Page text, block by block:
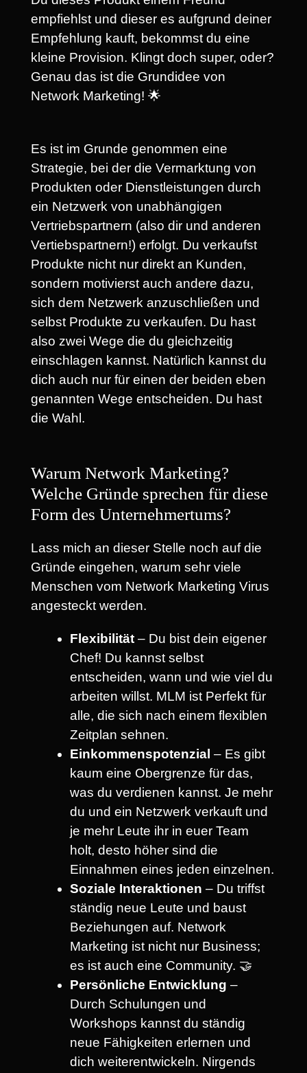
empfiehlst und dieser es aufgrund deiner
Empfehlung kauft, bekommst du eine
kleine Provision. Klingt doch super, oder?
Genau das ist die Grundidee von
Network Marketing! 🌟
Es ist im Grunde genommen eine
Strategie, bei der die Vermarktung von
Produkten oder Dienstleistungen durch
ein Netzwerk von unabhängigen
Vertriebspartnern (also dir und anderen
Vertiebspartnern!) erfolgt. Du verkaufst
Produkte nicht nur direkt an Kunden,
sondern motivierst auch andere dazu,
sich dem Netzwerk anzuschließen und
selbst Produkte zu verkaufen. Du hast
also zwei Wege die du gleichzeitig
einschlagen kannst. Natürlich kannst du
dich auch nur für einen der beiden eben
genannten Wege entscheiden. Du hast
die Wahl.
Warum Network Marketing?
Welche Gründe sprechen für diese
Form des Unternehmertums?
Lass mich an dieser Stelle noch auf die
Gründe eingehen, warum sehr viele
Menschen vom Network Marketing Virus
angesteckt werden.
Flexibilität – Du bist dein eigener
Chef! Du kannst selbst
entscheiden, wann und wie viel du
arbeiten willst. MLM ist Perfekt für
alle, die sich nach einem flexiblen
Zeitplan sehnen.
Einkommenspotenzial – Es gibt
kaum eine Obergrenze für das,
was du verdienen kannst. Je mehr
du und ein Netzwerk verkauft und
je mehr Leute ihr in euer Team
holt, desto höher sind die
Einnahmen eines jeden einzelnen.
Soziale Interaktionen – Du triffst
ständig neue Leute und baust
Beziehungen auf. Network
Marketing ist nicht nur Business;
es ist auch eine Community. 🤝
Persönliche Entwicklung –
Durch Schulungen und
Workshops kannst du ständig
neue Fähigkeiten erlernen und
dich weiterentwickeln. Nirgends